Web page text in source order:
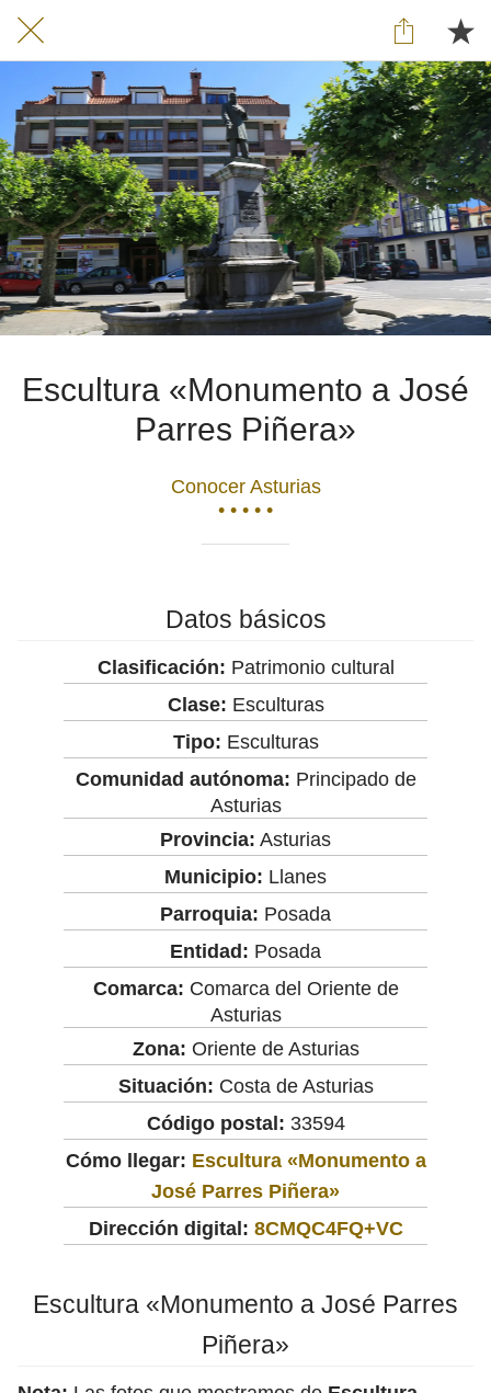
Escultura «Monumento a José
Parres Piñera»
Conocer Asturias
• • • • •
Datos básicos
Clasificación: Patrimonio cultural
Clase: Esculturas
Tipo: Esculturas
Comunidad autónoma: Principado de
Asturias
Provincia: Asturias
Municipio: Llanes
Parroquia: Posada
Entidad: Posada
Comarca: Comarca del Oriente de
Asturias
Zona: Oriente de Asturias
Situación: Costa de Asturias
Código postal: 33594
Cómo llegar: Escultura «Monumento a
José Parres Piñera»
Dirección digital: 8CMQC4FQ+VC
Escultura «Monumento a José Parres
Piñera»